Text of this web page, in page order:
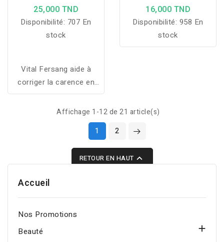
25,000 TND
Disponibilité: 707 En
stock
Vital Fersang aide à
corriger la carence en
fer, réduire la fatigue et
soutenir la formation des
globules rouges pour
16,000 TND
Disponibilité: 958 En
stock
Affichage 1-12 de 21 article(s)
1
2
RETOUR EN HAUT 
Accueil
Nos Promotions
Beauté
